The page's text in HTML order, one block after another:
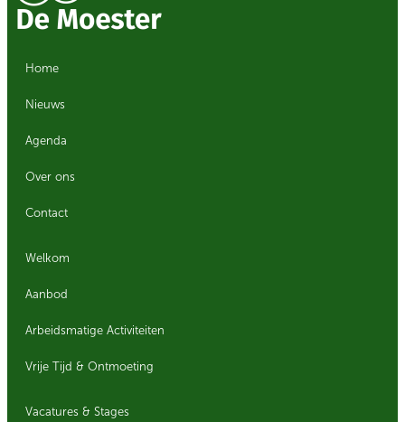
Home
Nieuws
Agenda
Over ons
Contact
Welkom
Aanbod
Arbeidsmatige Activiteiten
Vrije Tijd & Ontmoeting
Vacatures & Stages